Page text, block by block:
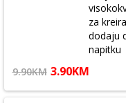
za
dodaju
napitku
9.90KM 3.90KM